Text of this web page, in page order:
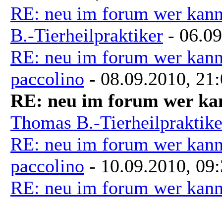
RE: neu im forum wer
B.-Tierheilpraktiker -
RE: neu im forum wer
paccolino - 08.09.2010,
RE: neu im forum wer
Thomas B.-
RE: neu im forum wer
paccolino - 10.09.2010,
RE: neu im forum wer